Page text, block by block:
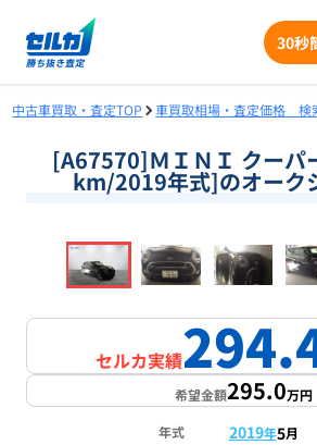
30秒
中古車買取・査定TOP 車買取相場・査定価格 検
[A67570]ＭＩＮＩ クーパ
km/2019年式]のオーク
セルカ実績
希望金額295.0万円
年式 2019年5月